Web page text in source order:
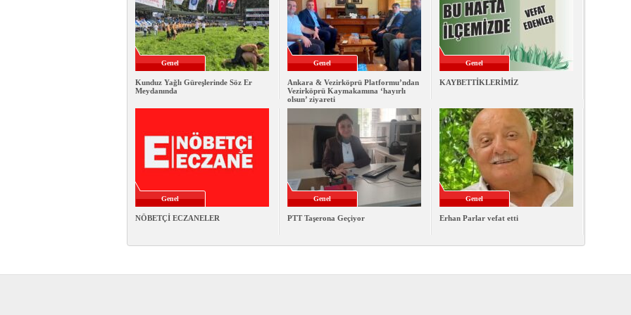
Genel
Kunduz Yağlı Güreşlerinde Söz Er
Meydanında
Genel
Ankara & Vezirköprü Platformu’ndan
Vezirköprü Kaymakamına ‘hayırlı
olsun’ ziyareti
Genel
KAYBETTİKLERİMİZ
Genel
NÖBETÇİ ECZANELER
Genel
PTT Taşerona Geçiyor
Genel
Erhan Parlar vefat etti